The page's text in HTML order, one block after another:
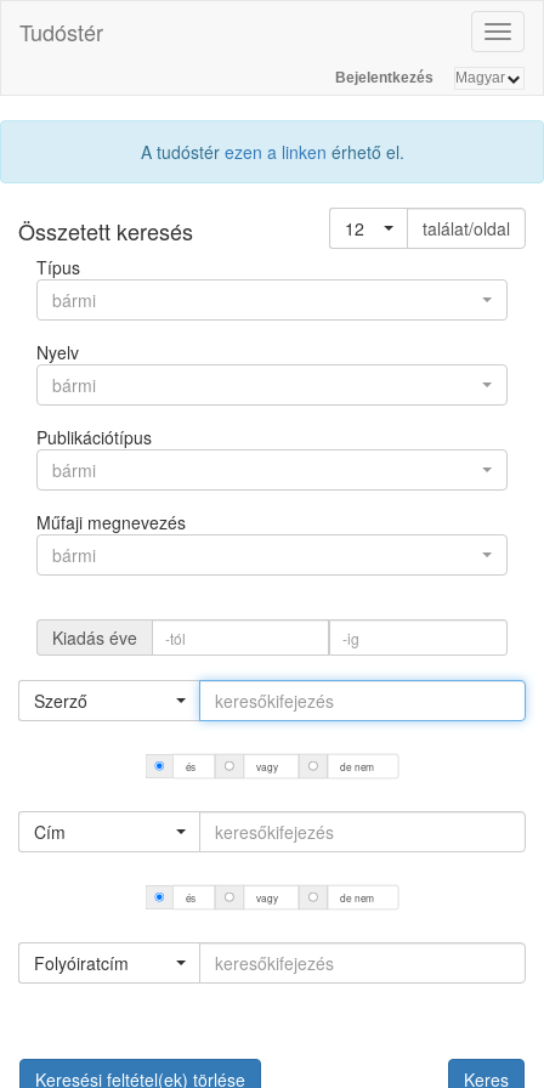
Tudóstér
Bejelentkezés
A tudóstér ezen a linken érhető el.
Összetett keresés 12
találat/oldal
Típus
bármi
Nyelv
bármi
Publikációtípus
bármi
Műfaji megnevezés
bármi
Kiadás éve
Szerző
és vagy de nem
Cím
és vagy de nem
Folyóiratcím
Keresési feltétel(ek) törlése